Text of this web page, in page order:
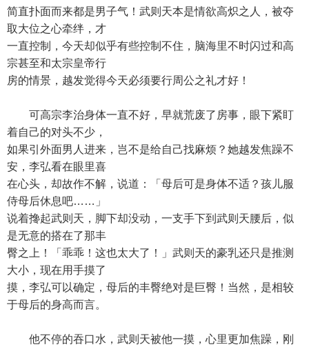
简直扑面而来都是男子气！武则天本是情欲高炽之人，被夺
取大位之心牵绊，才
一直控制，今天却似乎有些控制不住，脑海里不时闪过和高
宗甚至和太宗皇帝行
房的情景，越发觉得今天必须要行周公之礼才好！
可高宗李治身体一直不好，早就荒废了房事，眼下紧盯
着自己的对头不少，
如果引外面男人进来，岂不是给自己找麻烦？她越发焦躁不
安，李弘看在眼里喜
在心头，却故作不解，说道：「母后可是身体不适？孩儿服
侍母后休息吧……」
说着搀起武则天，脚下却没动，一支手下到武则天腰后，似
是无意的搭在了那丰
臀之上！「乖乖！这也太大了！」武则天的豪乳还只是推测
大小，现在用手摸了
摸，李弘可以确定，母后的丰臀绝对是巨臀！当然，是相较
于母后的身高而言。
他不停的吞口水，武则天被他一摸，心里更加焦躁，刚